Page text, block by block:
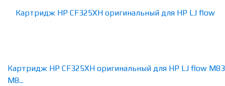
Картридж HP CF325XH оригинальный для HP LJ flow
M8...